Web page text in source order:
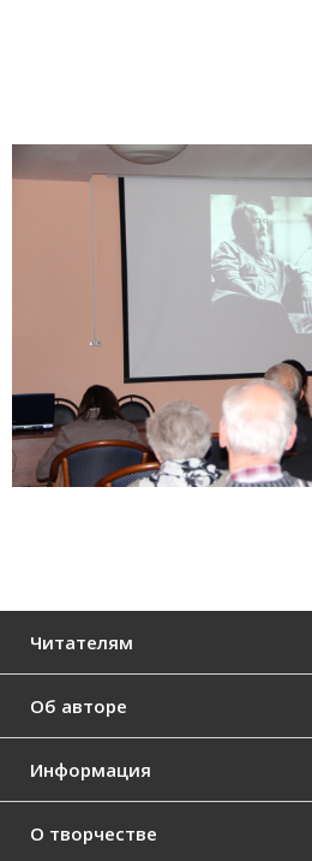
Читателям
Об авторе
Информация
О творчестве